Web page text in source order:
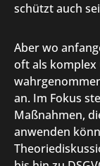
schützt auch
Aber wo
oft als
an. Im Fokus
Maßnahmen,
anwenden